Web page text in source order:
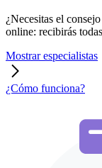
¿Necesitas el
online: recibirás
Mostrar especialistas
¿Cómo funciona?